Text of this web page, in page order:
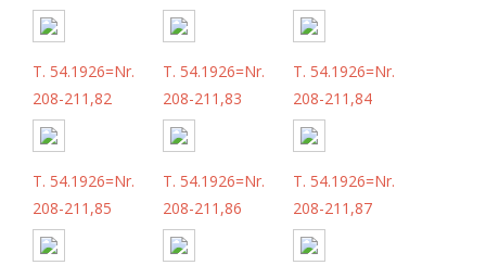
T. 54.1926=Nr.
208-211,82
T. 54.1926=Nr.
208-211,83
T. 54.1926=Nr.
208-211,84
T. 54.1926=Nr.
208-211,85
T. 54.1926=Nr.
208-211,86
T. 54.1926=Nr.
208-211,87